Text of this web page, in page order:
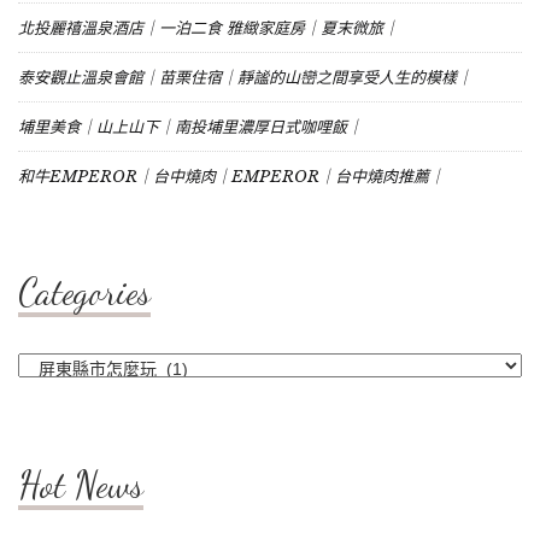
北投麗禧溫泉酒店｜一泊二食 雅緻家庭房｜夏末微旅｜
泰安觀止溫泉會館｜苗栗住宿｜靜謐的山巒之間享受人生的模樣｜
埔里美食｜山上山下｜南投埔里濃厚日式咖哩飯｜
和牛EMPEROR｜台中燒肉｜EMPEROR｜台中燒肉推薦｜
Categories
Categories
Hot News